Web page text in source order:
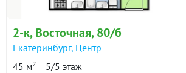
2-к, Восточная, 80/б
Екатеринбург, Центр
45 м2 5/5 этаж